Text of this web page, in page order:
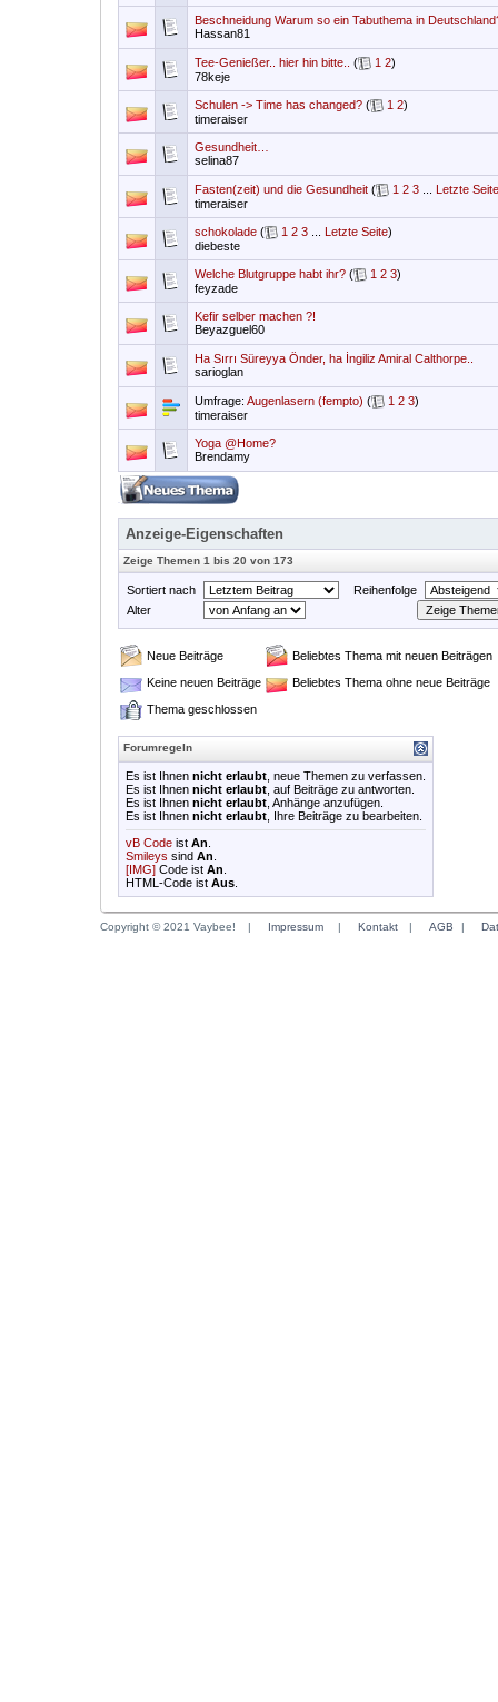
Beschneidung Warum so ein Tabuthema in
Hassan81
Tee-Genießer.. hier hin bitte.. ( 1 2)
78keje
Schulen -> Time has changed? ( 1 2)
timeraiser
Gesundheit…
selina87
Fasten(zeit) und die Gesundheit ( 1 2 3
Letzte Seite
timeraiser
schokolade ( 1 2 3 Letzte Seite)
diebeste
Welche Blutgruppe habt ihr? ( 1 2 3)
feyzade
Kefir selber machen ?!
Beyazguel60
Ha Sırrı Süreyya Önder, ha İngiliz Amiral Calthorpe..
sarioglan
Umfrage: Augenlasern (fempto) ( 1 2 3)
timeraiser
Yoga @Home?
Brendamy
Anzeige-Eigenschaften
Zeige Themen 1 bis 20 von 173
Sortiert nach
Reihenfolge
Alter
Neue Beiträge
Beliebtes Thema mit neuen Beiträgen
Keine neuen Beiträge
Beliebtes Thema ohne neue Beiträge
Thema geschlossen
Forumregeln
Es ist Ihnen nicht erlaubt , neue Themen zu verfassen.
Es ist Ihnen nicht erlaubt , auf Beiträge zu antworten.
Es ist Ihnen nicht erlaubt , Anhänge anzufügen.
Es ist Ihnen nicht erlaubt , Ihre Beiträge zu bearbeiten.
vB Code ist An
Smileys sind An
[IMG] Code ist An
HTML-Code ist Aus
Copyright © 2021 Vaybee! | Impressum | Kontakt | AGB |